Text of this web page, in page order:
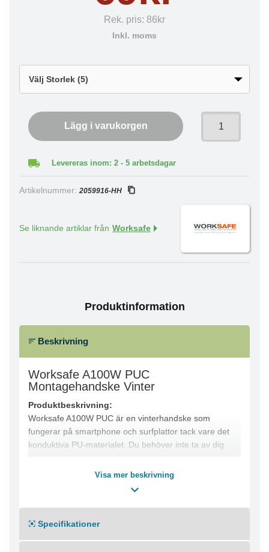
Rek. pris: 86kr
Inkl. moms
Lägg i varukorgen
Levereras inom: 2 - 5 arbetsdagar
Artikelnummer: 2059916-HH
Se liknande artiklar från Worksafe
Produktinformation
Beskrivning
Worksafe A100W PUC
Montagehandske Vinter
Produktbeskrivning:
Worksafe A100W PUC är en vinterhandske som
fungerar på smartphone och surfplattor tack vare det
konduktiva PU-materialet. Du behöver inte ta av dig
helfodrad med fleece som håller dina händer varma
Reflexdetaljen bidrar till ökad synlighet. Lämplig för
montering, entreprenad, byggnadsarbete och
Visa mer beskrivning
Specifikationer